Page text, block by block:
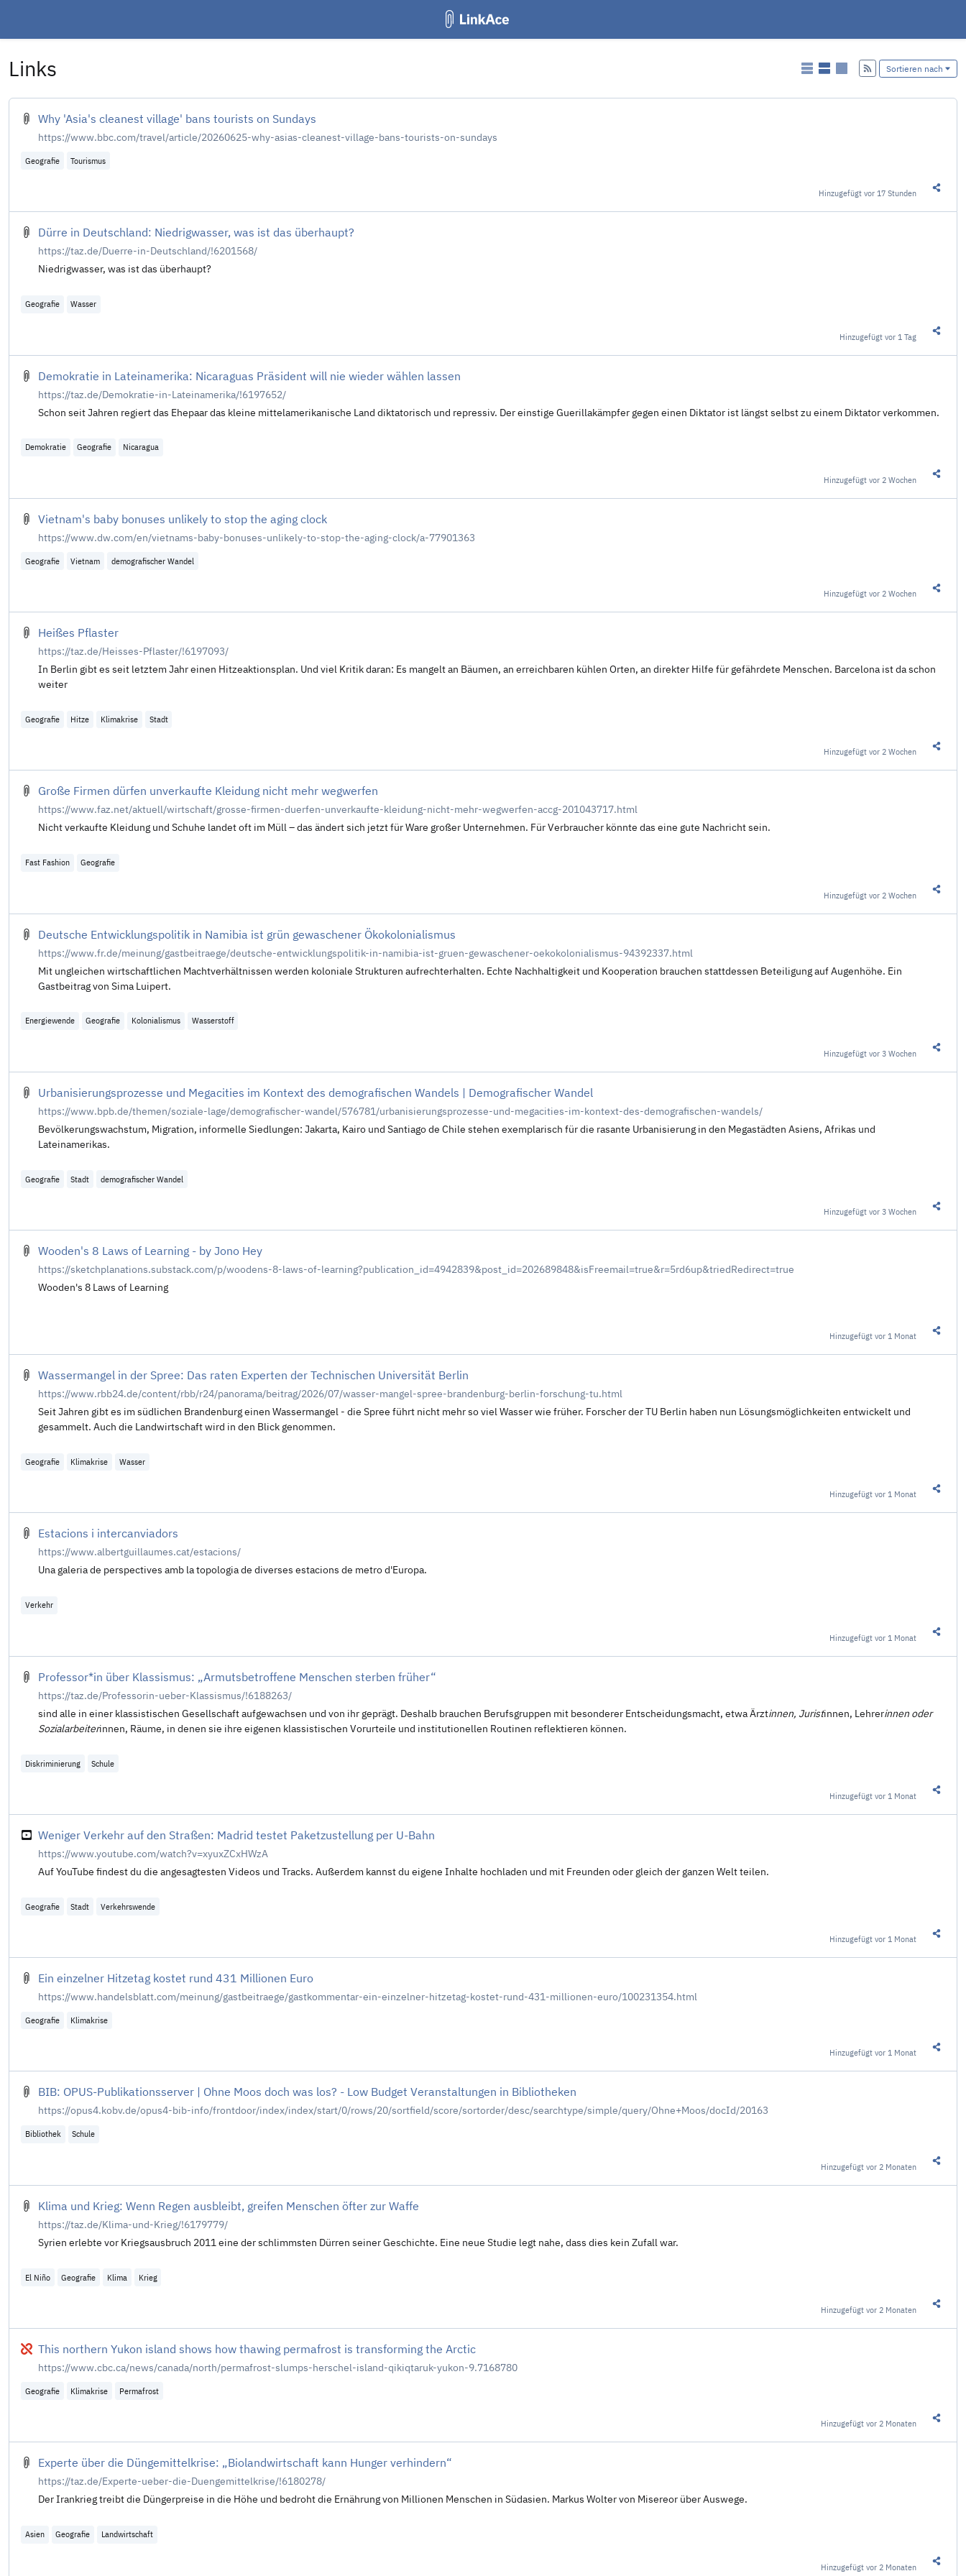
Links Hinzufügen
Sortieren nach
Why 'Asia's cleanest village' bans tourists on Sundays
https://www.bbc.com/travel/article/20260625-why-asias-cleanest-village-bans-tourists-on-sundays
Geografie Tourismus
Hinzugefügtvor 17 Stunden
Dürre in Deutschland: Niedrigwasser, was ist das überhaupt?
https://taz.de/Duerre-in-Deutschland/!6201568/
Niedrigwasser, was ist das überhaupt?
Geografie Wasser
Hinzugefügtvor 1 Tag
Demokratie in Lateinamerika: Nicaraguas Präsident will nie wieder wählen lassen
https://taz.de/Demokratie-in-Lateinamerika/!6197652/
Schon seit Jahren regiert das Ehepaar das kleine mittelamerikanische Land diktatorisch und repressiv. Der einstige Guerillakämpfer gegen einen Diktator ist längst selbst zu einem Diktator verkommen.
Demokratie Geografie Nicaragua
Hinzugefügtvor 2 Wochen
Vietnam's baby bonuses unlikely to stop the aging clock
https://www.dw.com/en/vietnams-baby-bonuses-unlikely-to-stop-the-aging-clock/a-77901363
Geografie Vietnam demografischer Wandel
Hinzugefügtvor 2 Wochen
Heißes Pflaster
https://taz.de/Heisses-Pflaster/!6197093/
In Berlin gibt es seit letztem Jahr einen Hitzeaktionsplan. Und viel Kritik daran: Es mangelt an Bäumen, an erreichbaren kühlen Orten, an direkter Hilfe für gefährdete Menschen. Barcelona ist da schon
weiter
Geografie Hitze Klimakrise Stadt
Hinzugefügtvor 2 Wochen
Große Firmen dürfen unverkaufte Kleidung nicht mehr wegwerfen
https://www.faz.net/aktuell/wirtschaft/grosse-firmen-duerfen-unverkaufte-kleidung-nicht-mehr-wegwerfen-accg-201043717.html
Nicht verkaufte Kleidung und Schuhe landet oft im Müll – das ändert sich jetzt für Ware großer Unternehmen. Für Verbraucher könnte das eine gute Nachricht sein.
Fast Fashion Geografie
Hinzugefügtvor 2 Wochen
Deutsche Entwicklungspolitik in Namibia ist grün gewaschener Ökokolonialismus
https://www.fr.de/meinung/gastbeitraege/deutsche-entwicklungspolitik-in-namibia-ist-gruen-gewaschener-oekokolonialismus-94392337.html
Mit ungleichen wirtschaftlichen Machtverhältnissen werden koloniale Strukturen aufrechterhalten. Echte Nachhaltigkeit und Kooperation brauchen stattdessen Beteiligung auf Augenhöhe. Ein
Gastbeitrag von Sima Luipert.
Energiewende Geografie Kolonialismus Wasserstoff
Hinzugefügtvor 3 Wochen
Urbanisierungsprozesse und Megacities im Kontext des demografischen Wandels | Demografischer Wandel
https://www.bpb.de/themen/soziale-lage/demografischer-wandel/576781/urbanisierungsprozesse-und-megacities-im-kontext-des-demografischen-wandels/
Bevölkerungswachstum, Migration, informelle Siedlungen: Jakarta, Kairo und Santiago de Chile stehen exemplarisch für die rasante Urbanisierung in den Megastädten Asiens, Afrikas und
Lateinamerikas.
Geografie Stadt demografischer Wandel
Hinzugefügtvor 3 Wochen
Wooden's 8 Laws of Learning - by Jono Hey
https://sketchplanations.substack.com/p/woodens-8-laws-of-learning?publication_id=4942839&post_id=202689848&isFreemail=true&r=5rd6up&triedRedirect=true
Wooden's 8 Laws of Learning
Hinzugefügtvor 1 Monat
Wassermangel in der Spree: Das raten Experten der Technischen Universität Berlin
https://www.rbb24.de/content/rbb/r24/panorama/beitrag/2026/07/wasser-mangel-spree-brandenburg-berlin-forschung-tu.html
Seit Jahren gibt es im südlichen Brandenburg einen Wassermangel - die Spree führt nicht mehr so viel Wasser wie früher. Forscher der TU Berlin haben nun Lösungsmöglichkeiten entwickelt und
gesammelt. Auch die Landwirtschaft wird in den Blick genommen.
Geografie Klimakrise Wasser
Hinzugefügtvor 1 Monat
Estacions i intercanviadors
https://www.albertguillaumes.cat/estacions/
Una galeria de perspectives amb la topologia de diverses estacions de metro d'Europa.
Verkehr
Hinzugefügtvor 1 Monat
Pro­fes­so­r*in über Klassismus: „Armutsbetroffene Menschen sterben früher“
https://taz.de/Professorin-ueber-Klassismus/!6188263/
sind alle in einer klassistischen Gesellschaft aufgewachsen und von ihr geprägt. Deshalb brauchen Berufsgruppen mit besonderer Entscheidungsmacht, etwa Ärztinnen, Juristinnen, Leh­re­rin­nen oder
Sozialarbeiterinnen, Räume, in denen sie ihre eigenen klassistischen Vorurteile und institutionellen Routinen reflektieren können.
Diskriminierung Schule
Hinzugefügtvor 1 Monat
Weniger Verkehr auf den Straßen: Madrid testet Paketzustellung per U-Bahn
https://www.youtube.com/watch?v=xyuxZCxHWzA
Auf YouTube findest du die angesagtesten Videos und Tracks. Außerdem kannst du eigene Inhalte hochladen und mit Freunden oder gleich der ganzen Welt teilen.
Geografie Stadt Verkehrswende
Hinzugefügtvor 1 Monat
Ein einzelner Hitzetag kostet rund 431 Millionen Euro
https://www.handelsblatt.com/meinung/gastbeitraege/gastkommentar-ein-einzelner-hitzetag-kostet-rund-431-millionen-euro/100231354.html
Geografie Klimakrise
Hinzugefügtvor 1 Monat
BIB: OPUS-Publikationsserver | Ohne Moos doch was los? - Low Budget Veranstaltungen in Bibliotheken
https://opus4.kobv.de/opus4-bib-info/frontdoor/index/index/start/0/rows/20/sortfield/score/sortorder/desc/searchtype/simple/query/Ohne+Moos/docId/20163
Bibliothek Schule
Hinzugefügtvor 2 Monaten
Klima und Krieg: Wenn Regen ausbleibt, greifen Menschen öfter zur Waffe
https://taz.de/Klima-und-Krieg/!6179779/
Syrien erlebte vor Kriegsausbruch 2011 eine der schlimmsten Dürren seiner Geschichte. Eine neue Studie legt nahe, dass dies kein Zufall war.
El Niño Geografie Klima Krieg
Hinzugefügtvor 2 Monaten
Defekt
This northern Yukon island shows how thawing permafrost is transforming the Arctic
https://www.cbc.ca/news/canada/north/permafrost-slumps-herschel-island-qikiqtaruk-yukon-9.7168780
Geografie Klimakrise Permafrost
Hinzugefügtvor 2 Monaten
Experte über die Düngemittelkrise: „Biolandwirtschaft kann Hunger verhindern“
https://taz.de/Experte-ueber-die-Duengemittelkrise/!6180278/
Der Irankrieg treibt die Düngerpreise in die Höhe und bedroht die Ernährung von Millionen Menschen in Südasien. Markus Wolter von Misereor über Auswege.
Asien Geografie Landwirtschaft
Hinzugefügtvor 2 Monaten